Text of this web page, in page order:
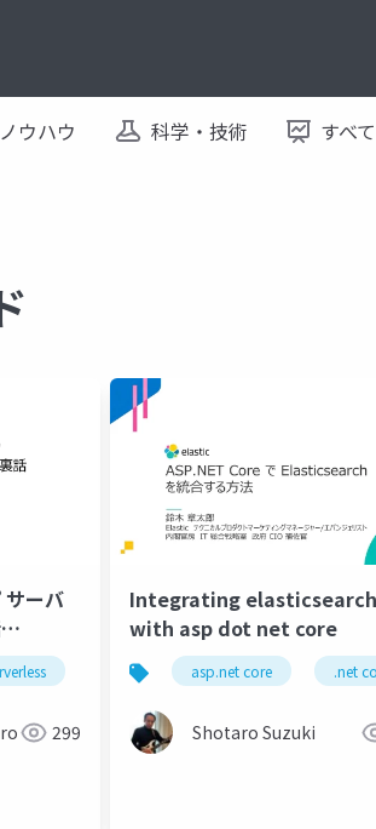
ノウハウ 科学・技術 すべ
サーバ
299
Integrating elasticsearch
with asp dot net core
asp.net core .net
Shotaro Suzuki